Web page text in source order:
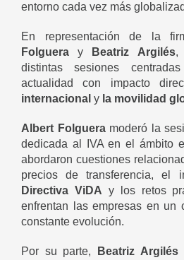
entorno cada vez más
En representación de la
Folguera y Beatriz Argilés,
distintas sesiones
actualidad con impacto
internacional y la movilidad
Albert Folgueramoderó la
dedicada al IVA en el ámbito
abordaron cuestiones
precios de transferencia, el
Directiva ViDA y los retos
enfrentan las empresas en un
constante evolución.
Por su parte, Beatriz Argilés